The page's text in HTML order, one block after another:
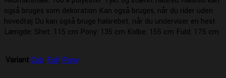
også bruges som dekoration Kan også bruges, når du rider uden
hovedtøj Du kan også bruge halsrebet, når du underviser en hest
Længde: Shet: 115 cm Pony: 135 cm Kolbe: 155 cm Fuld: 175 cm
Variant Cob, Full, Pony